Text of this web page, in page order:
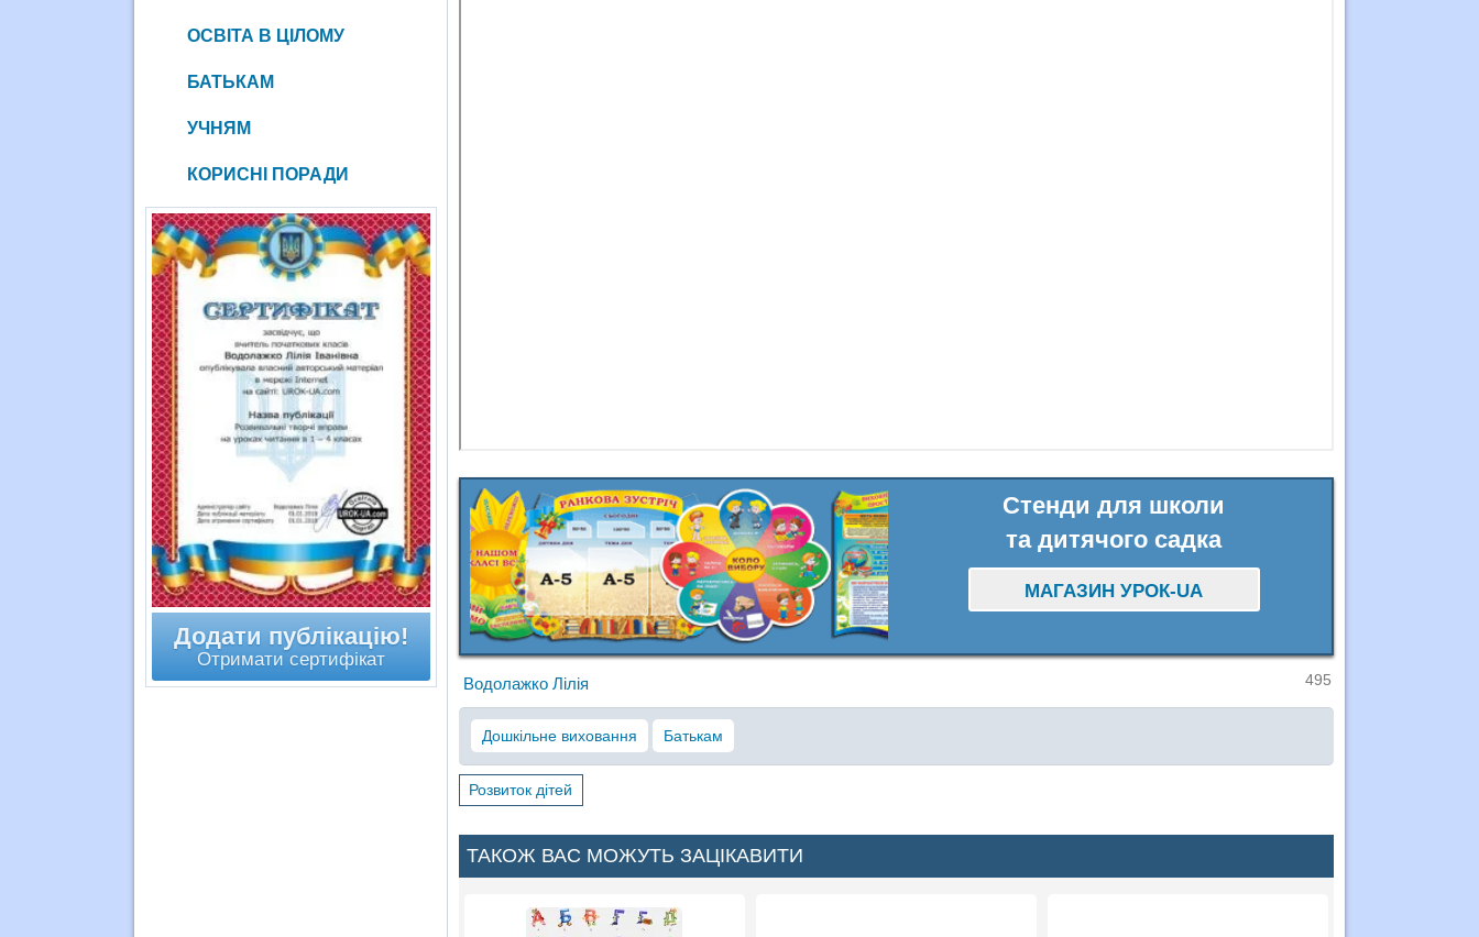
Стенди для школи
та дитячого садка
МАГАЗИН УРОК-UA
Водолажко Лілія 495
Дошкільне виховання Батькам
Розвиток дітей
ТАКОЖ ВАС МОЖУТЬ ЗАЦІКАВИТИ
ОСВІТА В ЦІЛОМУ
БАТЬКАМ
УЧНЯМ
КОРИСНІ ПОРАДИ
Додати публікацію!
Отримати сертифікат